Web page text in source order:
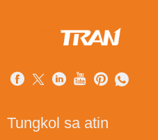
Tungkol sa atin